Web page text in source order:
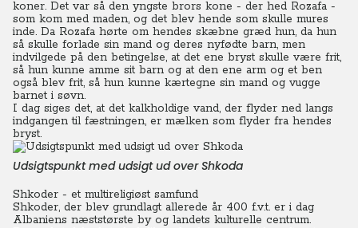
koner. Det var så den yngste brors kone - der hed Rozafa -
som kom med maden, og det blev hende som skulle mures
inde. Da Rozafa hørte om hendes skæbne græd hun, da hun
så skulle forlade sin mand og deres nyfødte barn, men
indvilgede på den betingelse, at det ene bryst skulle være frit,
så hun kunne amme sit barn og at den ene arm og et ben
også blev frit, så hun kunne kærtegne sin mand og vugge
barnet i søvn.
I dag siges det, at det kalkholdige vand, der flyder ned langs
indgangen til fæstningen, er mælken som flyder fra hendes
bryst.
Udsigtspunkt med udsigt ud over Shkoda
Shkoder - et multireligiøst samfund
Shkoder, der blev grundlagt allerede år 400 f.v.t. er i dag
Albaniens næststørste by og landets kulturelle centrum.